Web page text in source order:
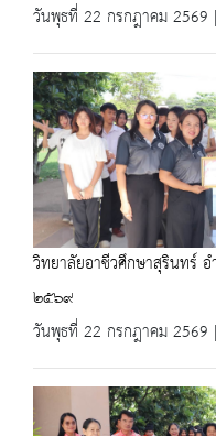
วันพุธที่ 22 กรกฎาคม 2569
วิทยาลัยอาชีวศึกษาสุรินทร์
๒๕๖๙
วันพุธที่ 22 กรกฎาคม 2569